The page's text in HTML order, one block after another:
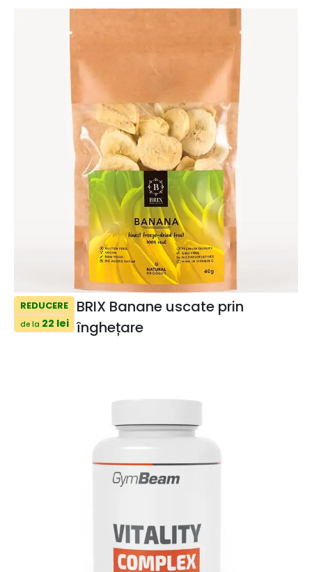
REDUCERE
de la 22 lei
BRIX Banane uscate prin
înghețare